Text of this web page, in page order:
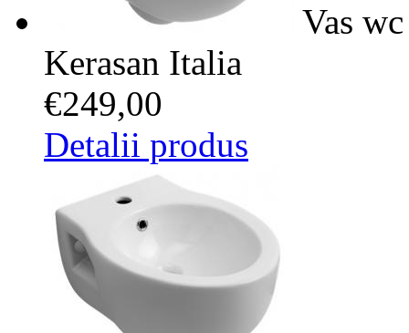
Vas
Kerasan Italia
€249,00
Detalii produs